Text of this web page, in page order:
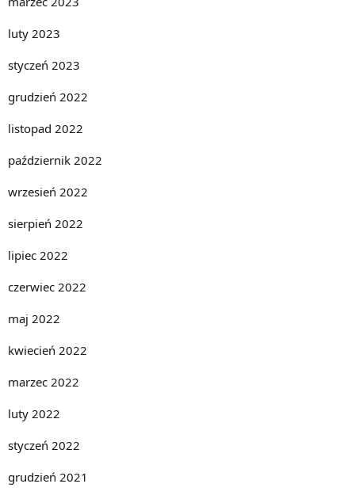
luty 2023
styczeń 2023
grudzień 2022
listopad 2022
październik 2022
wrzesień 2022
sierpień 2022
lipiec 2022
czerwiec 2022
maj 2022
kwiecień 2022
marzec 2022
luty 2022
styczeń 2022
grudzień 2021